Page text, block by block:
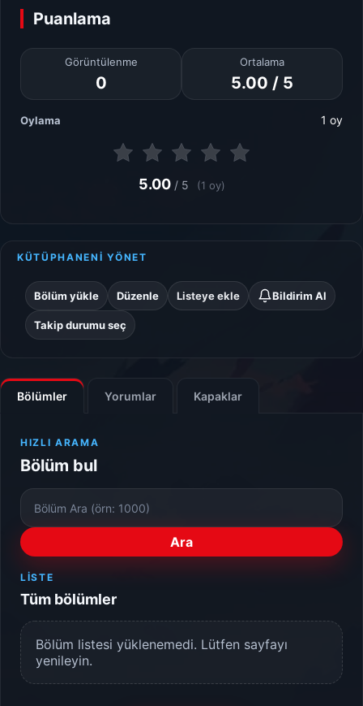
KÜTÜPHANENİ YÖNET
Bölüm yükle Düzenle Listeye ekle Bildirim Al
Takip durumu seç
Bölümler Yorumlar Kapaklar
HIZLI ARAMA
Bölüm bul
Bölüm
Numarası
Ara
LISTE
Tüm bölümler
Bölüm listesi yüklenemedi. Lütfen sayfayı
yenileyin.
Puanlama
Görüntülenme
0
Ortalama
5.00 / 5
Oylama 1 oy
5.00/ 5 (1 oy)